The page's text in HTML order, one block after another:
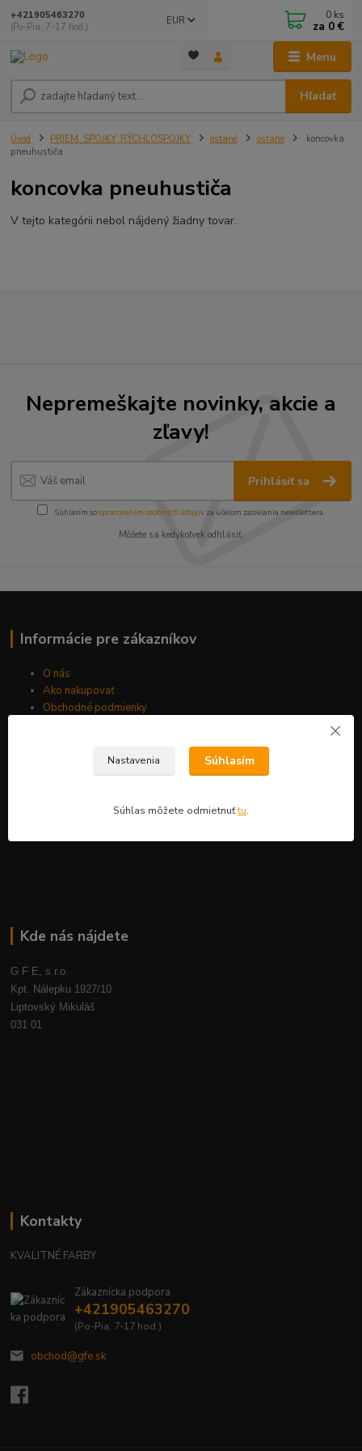
Menu
EUR
Hľadať
+421905463270
(Po-Pia, 7-17 hod.)
0 ks
za 0 €
Úvod PRIEM. SPOJKY, RÝCHLOSPOJKY ostané ostané
koncovka
pneuhustiča
koncovka pneuhustiča
V tejto kategórii nebol nájdený žiadny tovar.
Nepremeškajte novinky, akcie a
zľavy!
Prihlásiť sa
Súhlasím sospracovaním osobných údajov za účelom zasielania newslettera.
Môžete sa kedykoľvek odhlásiť.
Informácie pre zákazníkov
O nás
Ako nakupovať
Obchodné podmienky
Najčítanejšie na blogu
Kde nás nájdete
G F E, s.r.o.
Kpt. Nálepku 1927/10
Liptovský Mikuláš
031 01
Kontakty
KVALITNÉ FARBY
Zákaznícka podpora
+421905463270
(Po-Pia, 7-17 hod.)
obchod@gfe.sk
Nastavenia Súhlasím
Súhlas môžete odmietnuťtu.